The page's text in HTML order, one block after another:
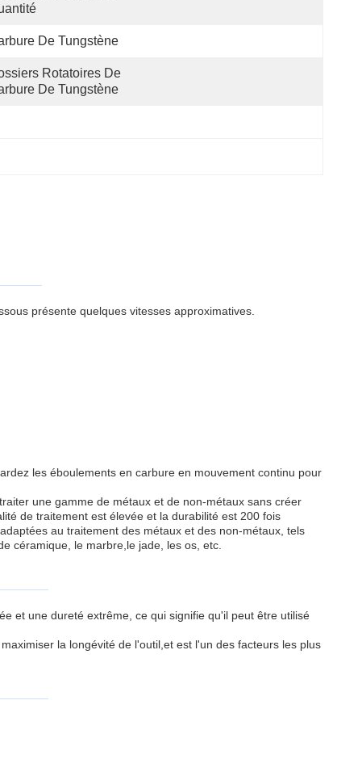
De Tungstène
Rotatoires De
De Tungstène
présente quelques vitesses approximatives.
les éboulements en carbure en mouvement continu pour
une gamme de métaux et de non-métaux sans créer
de traitement est élevée et la durabilité est 200 fois
au traitement des métaux et des non-métaux, tels
céramique, le marbre,le jade, les os, etc.
et une dureté extrême, ce qui signifie qu'il peut être utilisé
la longévité de l'outil,et est l'un des facteurs les plus